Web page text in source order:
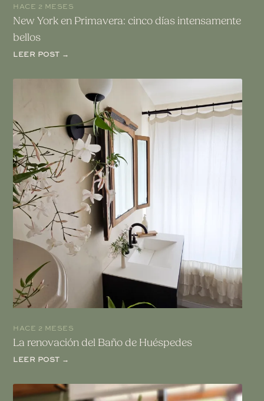
HACE 2 MESES
New York en Primavera: cinco días intensamente
bellos
LEER POST →
HACE 2 MESES
La renovación del Baño de Huéspedes
LEER POST →